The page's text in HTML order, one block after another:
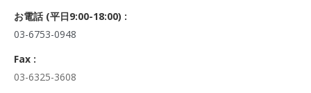
株式会社FloBoard 個人情報問合せ窓口
〒101-0031 東京都千代田区東神田二丁目7番4-305
メールアドレス: info@floboard.co.jp TEL: 03-6753-0948
ールデンウィークを除く)
お電話 (平日9:00-18:00) :
03-6753-0948
Fax :
03-6325-3608